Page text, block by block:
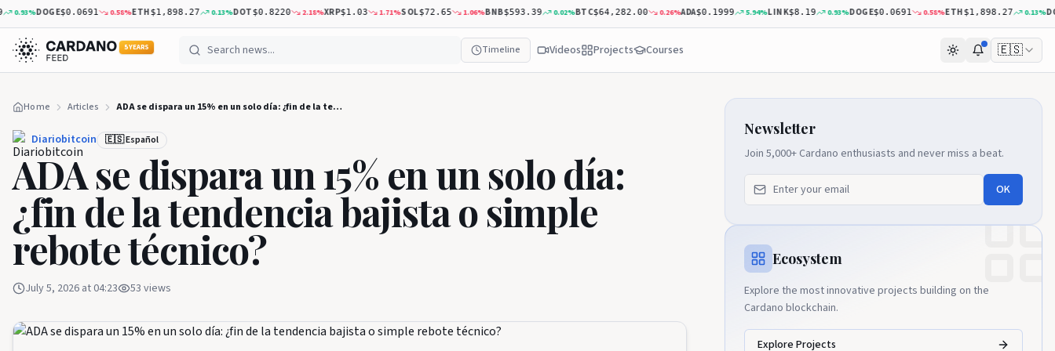
%DOGE$0.0691 0.58%ETH$1,898.27 0.13%DOT$0.8220 2.18%XRP$1.03 1.71%SOL$72.65 1.06%BNB$593.39 0.02%BTC$64,282.00 0.26%ADA$0.1999 5.94%LINK$8.19 0.93%DOGE$0.0691 0.58%ETH$1,898.27 0.13%DOT
5 YEARS Timeline Videos Projects Courses 🇪🇸
Home Articles ADA se dispara un 15% en un solo día: ¿fin de la tendencia bajista o simple rebote técnico?
Diariobitcoin 🇪🇸 Español
ADA se dispara un 15% en un solo día:
¿fin de la tendencia bajista o simple
rebote técnico?
July 5, 2026 at 04:23 53 views
Newsletter
Join 5,000+ Cardano enthusiasts and never miss a beat.
OK
Ecosystem
Explore the most innovative projects building on the
Cardano blockchain.
Explore Projects